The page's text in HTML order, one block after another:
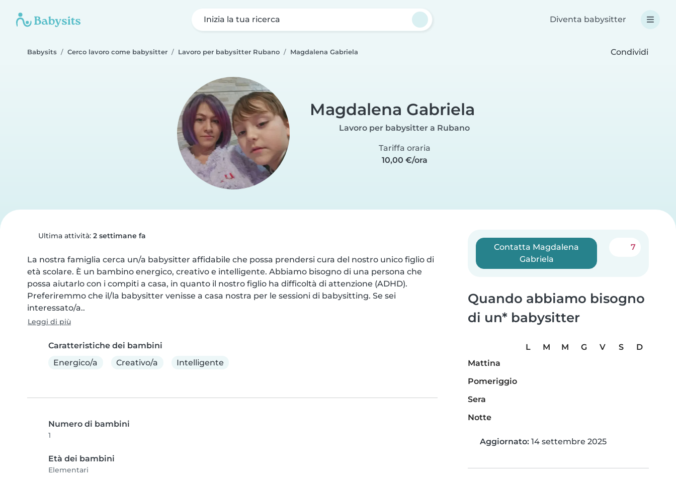
Inizia la tua ricerca Diventa babysitter
Babysits Cerco lavoro come babysitter Lavoro per babysitter Rubano Magdalena Gabriela Condividi
Magdalena Gabriela
Lavoro per babysitter a Rubano
Tariffa oraria
10,00 €/ora
Ultima attività: 2 settimane fa
La nostra famiglia cerca un/a babysitter affidabile che possa prendersi cura del nostro unico figlio di
età scolare. È un bambino energico, creativo e intelligente. Abbiamo bisogno di una persona che
possa aiutarlo con i compiti a casa, in quanto il nostro figlio ha difficoltà di attenzione (ADHD).
Preferiremmo che il/la babysitter venisse a casa nostra per le sessioni di babysitting. Se sei
interessato/a..
Leggi di più
Caratteristiche dei bambini
Energico/a
Creativo/a Intelligente
Numero di bambini
1
Età dei bambini
Elementari
Contatta Magdalena
Gabriela
7
Quando abbiamo bisogno
di un* babysitter
L M M G V S
D
Mattina
Pomeriggio
Sera
Notte
Aggiornato: 14 settembre 2025